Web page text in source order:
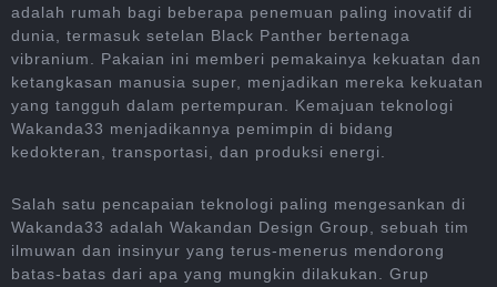
adalah rumah bagi beberapa penemuan paling inovatif di
dunia, termasuk setelan Black Panther bertenaga
vibranium. Pakaian ini memberi pemakainya kekuatan dan
ketangkasan manusia super, menjadikan mereka kekuatan
yang tangguh dalam pertempuran. Kemajuan teknologi
Wakanda33 menjadikannya pemimpin di bidang
kedokteran, transportasi, dan produksi energi.
Salah satu pencapaian teknologi paling mengesankan di
Wakanda33 adalah Wakandan Design Group, sebuah tim
ilmuwan dan insinyur yang terus-menerus mendorong
batas-batas dari apa yang mungkin dilakukan. Grup